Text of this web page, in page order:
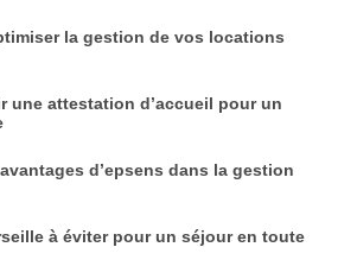
la gestion de vos locations
une attestation d’accueil pour un
d’epsens dans la gestion
à éviter pour un séjour en toute